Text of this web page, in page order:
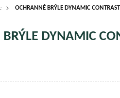
OCHRANNÉ BRÝLE DYNAMIC
DYNAMIC